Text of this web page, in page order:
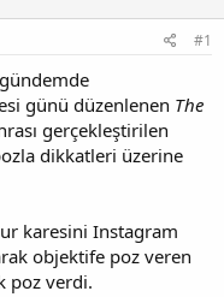
#1
günü düzenlenen The
gerçekleştirilen
dikkatleri üzerine
karesini Instagram
objektife poz veren
poz verdi.